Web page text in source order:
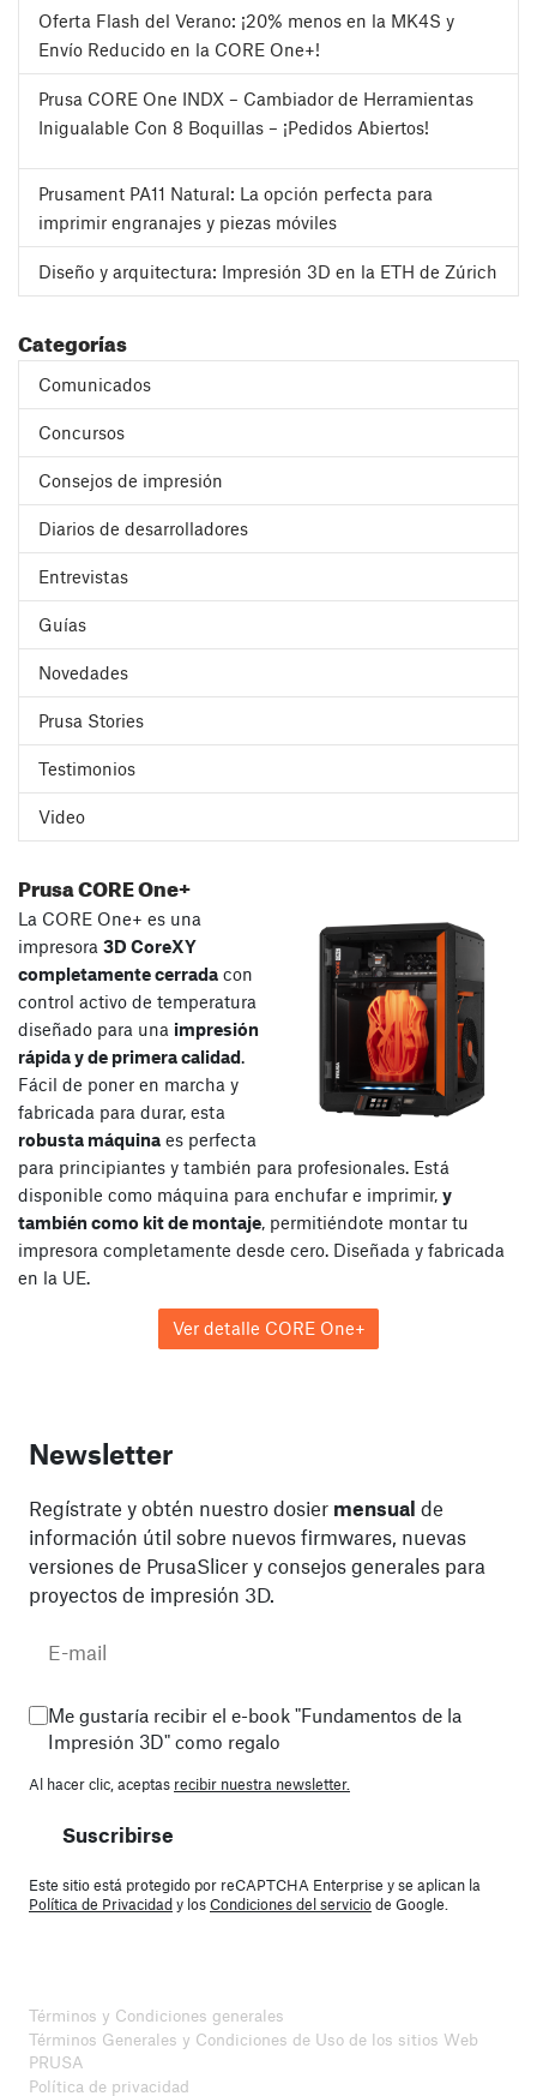
Oferta Flash del Verano: ¡20% menos en la MK4S y
Envío Reducido en la CORE One+!
Prusa CORE One INDX – Cambiador de Herramientas
Inigualable Con 8 Boquillas – ¡Pedidos Abiertos!
Prusament PA11 Natural: La opción perfecta para
imprimir engranajes y piezas móviles
Diseño y arquitectura: Impresión 3D en la ETH de Zúrich
Categorías
Comunicados
Concursos
Consejos de impresión
Diarios de desarrolladores
Entrevistas
Guías
Novedades
Prusa Stories
Testimonios
Video
Prusa CORE One+
La CORE One+ es una
impresora 3D CoreXY
completamente cerrada con
control activo de temperatura
diseñado para una impresión
rápida y de primera calidad.
Fácil de poner en marcha y
fabricada para durar, esta
robusta máquina es perfecta
para principiantes y también para profesionales. Está
disponible como máquina para enchufar e imprimir, y
también como kit de montaje, permitiéndote montar tu
impresora completamente desde cero. Diseñada y fabricada
en la UE.
Ver detalle CORE One+
Newsletter
Regístrate y obtén nuestro dosier mensual de
información útil sobre nuevos firmwares, nuevas
versiones de PrusaSlicer y consejos generales para
proyectos de impresión 3D.
Me gustaría recibir el e-book "Fundamentos de la
Impresión 3D" como regalo
Al hacer clic, aceptas recibir nuestra newsletter.
Suscribirse
Este sitio está protegido por reCAPTCHA Enterprise y se aplican la
Política de Privacidady losCondiciones del serviciode Google.
Términos y Condiciones generales
Términos Generales y Condiciones de Uso de los sitios Web
PRUSA
Política de privacidad